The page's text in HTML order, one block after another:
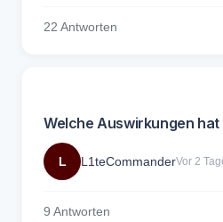
22 Antworten
Welche Auswirkungen
L L1teCommanderVor 2
9 Antworten